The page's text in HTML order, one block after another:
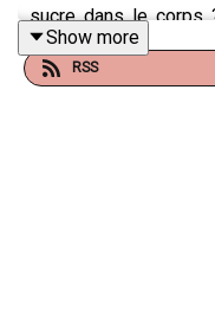
sucre dans le corps
d’insuline ?
Ghesquière et le
Show more
RSS